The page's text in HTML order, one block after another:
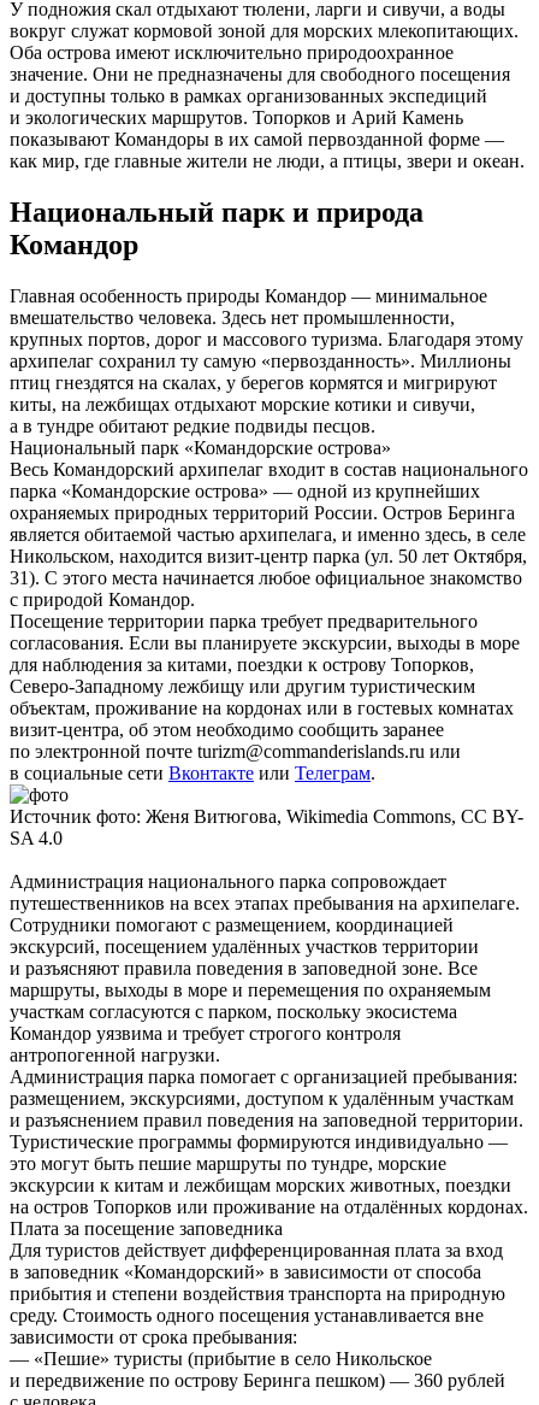
У подножия скал отдыхают тюлени, ларги и сивучи, а воды
вокруг служат кормовой зоной для морских млекопитающих.
Оба острова имеют исключительно природоохранное
значение. Они не предназначены для свободного посещения
и доступны только в рамках организованных экспедиций
и экологических маршрутов. Топорков и Арий Камень
показывают Командоры в их самой первозданной форме —
как мир, где главные жители не люди, а птицы, звери и океан.
Национальный парк и природа
Командор
Главная особенность природы Командор — минимальное
вмешательство человека. Здесь нет промышленности,
крупных портов, дорог и массового туризма. Благодаря этому
архипелаг сохранил ту самую «первозданность». Миллионы
птиц гнездятся на скалах, у берегов кормятся и мигрируют
киты, на лежбищах отдыхают морские котики и сивучи,
а в тундре обитают редкие подвиды песцов.
Национальный парк «Командорские острова»
Весь Командорский архипелаг входит в состав национального
парка «Командорские острова» — одной из крупнейших
охраняемых природных территорий России. Остров Беринга
является обитаемой частью архипелага, и именно здесь, в селе
Никольском, находится визит-центр парка (ул. 50 лет Октября,
31). С этого места начинается любое официальное знакомство
с природой Командор.
Посещение территории парка требует предварительного
согласования. Если вы планируете экскурсии, выходы в море
для наблюдения за китами, поездки к острову Топорков,
Северо-Западному лежбищу или другим туристическим
объектам, проживание на кордонах или в гостевых комнатах
визит-центра, об этом необходимо сообщить заранее
по электронной почте turizm@commanderislands.ru или
в социальные сети Вконтакте или Телеграм.
Источник фото: Женя Витюгова, Wikimedia Commons, CC BY-
SA 4.0
Администрация национального парка сопровождает
путешественников на всех этапах пребывания на архипелаге.
Сотрудники помогают с размещением, координацией
экскурсий, посещением удалённых участков территории
и разъясняют правила поведения в заповедной зоне. Все
маршруты, выходы в море и перемещения по охраняемым
участкам согласуются с парком, поскольку экосистема
Командор уязвима и требует строгого контроля
антропогенной нагрузки.
Администрация парка помогает с организацией пребывания:
размещением, экскурсиями, доступом к удалённым участкам
и разъяснением правил поведения на заповедной территории.
Туристические программы формируются индивидуально —
это могут быть пешие маршруты по тундре, морские
экскурсии к китам и лежбищам морских животных, поездки
на остров Топорков или проживание на отдалённых кордонах.
Плата за посещение заповедника
Для туристов действует дифференцированная плата за вход
в заповедник «Командорский» в зависимости от способа
прибытия и степени воздействия транспорта на природную
среду. Стоимость одного посещения устанавливается вне
зависимости от срока пребывания:
— «Пешие» туристы (прибытие в село Никольское
и передвижение по острову Беринга пешком) — 360 рублей